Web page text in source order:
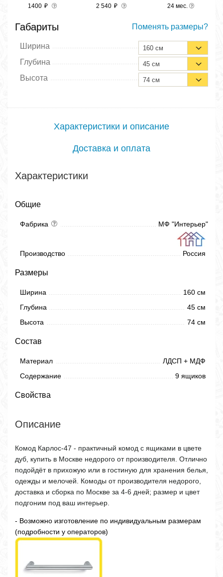
1400 ₽ 2 540 ₽ 24 мес.
Габариты Поменять размеры?
Ширина 160 см
Глубина 45 см
Высота 74 см
Характеристики и описание
Доставка и оплата
Характеристики
Общие
Фабрика МФ "Интерьер"
Производство Россия
Размеры
Ширина
160 см
Глубина
45 см
Высота
74 см
Состав
Материал
ЛДСП + МДФ
Содержание
9 ящиков
Свойства
Описание
Комод Карлос-47 - практичный комод с ящиками в цвете
дуб, купить в Москве недорого от производителя. Отлично
подойдёт в прихожую или в гостиную для хранения белья,
одежды и мелочей. Комоды от производителя недорого,
доставка и сборка по Москве за 4-6 дней; размер и цвет
подгоним под ваш интерьер.
- Возможно изготовление по индивидуальным размерам
(подробности у операторов)